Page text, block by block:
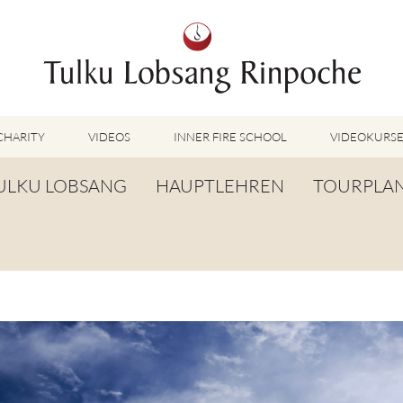
VIDEOS
TUMMO VIDEOS
TV-BEITRÄGE & INTERVIEWS
INNER FIRE SCHOOL VIDEOKURSE
LOBSANG HAUPTLEHREN
LU JONG
TOG CHÖD
TSA LUNG